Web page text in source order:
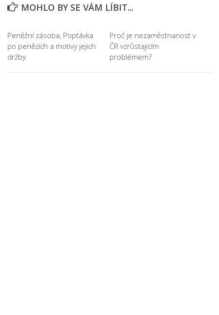
MOHLO BY SE VÁM LÍBIT...
Peněžní zásoba, Poptávka
po penězích a motivy jejich
držby
Proč je nezaměstnanost v
ČR vzrůstajícím
problémem?